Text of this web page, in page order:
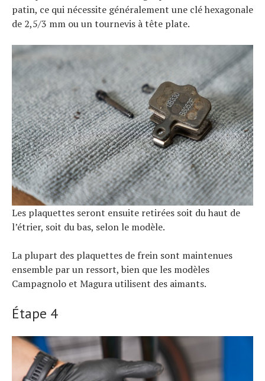
patin, ce qui nécessite généralement une clé hexagonale
de 2,5/3 mm ou un tournevis à tête plate.
Les plaquettes seront ensuite retirées soit du haut de
l’étrier, soit du bas, selon le modèle.
La plupart des plaquettes de frein sont maintenues
ensemble par un ressort, bien que les modèles
Campagnolo et Magura utilisent des aimants.
Étape 4